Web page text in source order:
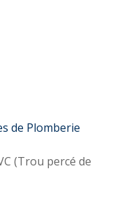
de Plomberie
(Trou percé de